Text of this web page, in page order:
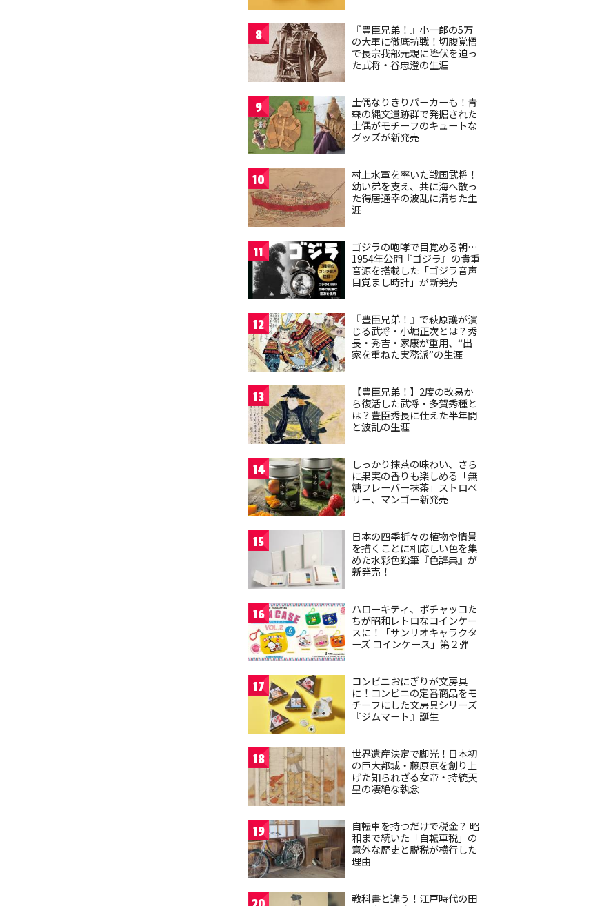
8
『豊臣兄弟！』小一郎の5万
の大軍に徹底抗戦！切腹覚悟
で長宗我部元親に降伏を迫っ
た武将・谷忠澄の生涯
9
土偶なりきりパーカーも！青
森の縄文遺跡群で発掘された
土偶がモチーフのキュートな
グッズが新発売
10
村上水軍を率いた戦国武将！
幼い弟を支え、共に海へ散っ
た得居通幸の波乱に満ちた生
涯
11
ゴジラの咆哮で目覚める朝…
1954年公開『ゴジラ』の貴重
音源を搭載した「ゴジラ音声
目覚まし時計」が新発売
12
『豊臣兄弟！』で萩原護が演
じる武将・小堀正次とは？秀
長・秀吉・家康が重用、“出
家を重ねた実務派”の生涯
13
【豊臣兄弟！】2度の改易か
ら復活した武将・多賀秀種と
は？豊臣秀長に仕えた半年間
と波乱の生涯
14
しっかり抹茶の味わい、さら
に果実の香りも楽しめる「無
糖フレーバー抹茶」ストロベ
リー、マンゴー新発売
15
日本の四季折々の植物や情景
を描くことに相応しい色を集
めた水彩色鉛筆『色辞典』が
新発売！
16
ハローキティ、ポチャッコた
ちが昭和レトロなコインケー
スに！「サンリオキャラクタ
ーズ コインケース」第２弾
17
コンビニおにぎりが文房具
に！コンビニの定番商品をモ
チーフにした文房具シリーズ
『ジムマート』誕生
18
世界遺産決定で脚光！日本初
の巨大都城・藤原京を創り上
げた知られざる女帝・持統天
皇の凄絶な執念
19
自転車を持つだけで税金？ 昭
和まで続いた「自転車税」の
意外な歴史と脱税が横行した
理由
教科書と違う！江戸時代の田